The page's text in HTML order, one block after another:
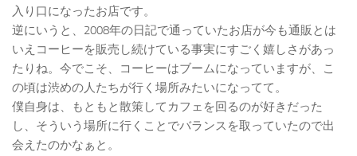
入り口になったお店です。
逆にいうと、2008年の日記で通っていたお店が今も通販とは
いえコーヒーを販売し続けている事実にすごく嬉しさがあっ
たりね。今でこそ、コーヒーはブームになっていますが、こ
の頃は渋めの人たちが行く場所みたいになってて。
僕自身は、もともと散策してカフェを回るのが好きだった
し、そういう場所に行くことでバランスを取っていたので出
会えたのかなぁと。